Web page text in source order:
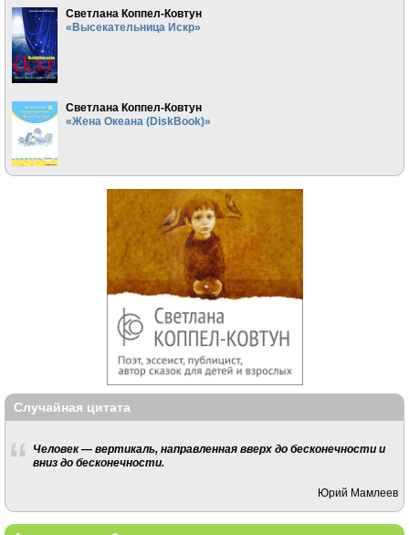
Светлана Коппел-Ковтун
«Высекательница Искр»
Светлана Коппел-Ковтун
«Жена Океана (DiskBook)»
Случайная цитата
Человек — вертикаль, направленная вверх до бесконечности и
вниз до бесконечности.
Юрий Мамлеев